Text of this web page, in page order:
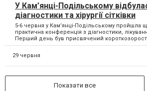
У Кам’янці-Подільському
діагностики та хірургії сітківки
5-6 червня у Кам’янці-Подільському пройшла
практична конференція з діагностики, лікування
Перший день був присвячений
29 червня
Показати все